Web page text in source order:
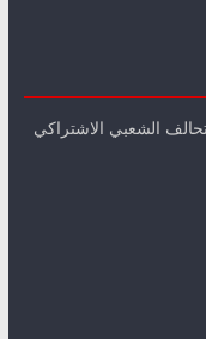
الشعبي الاشتراكي